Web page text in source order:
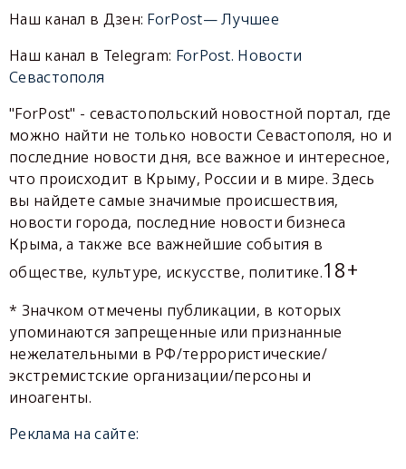
Наш канал в Дзен: ForPost— Лучшее
Наш канал в Telegram: ForPost. Новости
Севастополя
"ForPost" - севастопольский новостной портал, где
можно найти не только новости Севастополя, но и
последние новости дня, все важное и интересное,
что происходит в Крыму, России и в мире. Здесь
вы найдете самые значимые происшествия,
новости города, последние новости бизнеса
Крыма, а также все важнейшие события в
обществе, культуре, искусстве, политике.18+
* Значком отмечены публикации, в которых
упоминаются запрещенные или признанные
нежелательными в РФ/террористические/
экстремистские организации/персоны и
иноагенты.
Реклама на сайте: